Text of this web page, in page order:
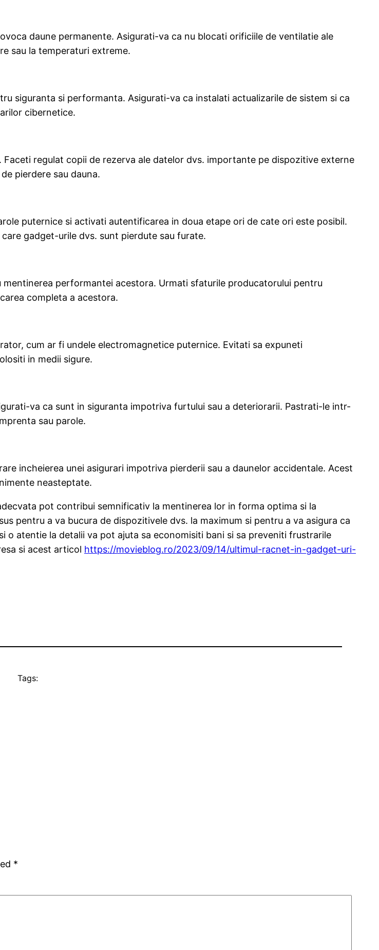
daune permanente. Asigurati-va ca nu blocati orificiile de ventilatie ale
sau la temperaturi extreme.
siguranta si performanta. Asigurati-va ca instalati actualizarile de sistem si ca
cibernetice.
regulat copii de rezerva ale datelor dvs. importante pe dispozitive externe
pierdere sau dauna.
puternice si activati autentificarea in doua etape ori de cate ori este posibil.
gadget-urile dvs. sunt pierdute sau furate.
performantei acestora. Urmati sfaturile producatorului pentru
completa a acestora.
cum ar fi undele electromagnetice puternice. Evitati sa expuneti
in medii sigure.
va ca sunt in siguranta impotriva furtului sau a deteriorarii. Pastrati-le intr-
sau parole.
incheierea unei asigurari impotriva pierderii sau a daunelor accidentale. Acest
neasteptate.
pot contribui semnificativ la mentinerea lor in forma optima si la
pentru a va bucura de dispozitivele dvs. la maximum si pentru a va asigura ca
atentie la detalii va pot ajuta sa economisiti bani si sa preveniti frustrarile
si acest articol https://movieblog.ro/2023/09/14/ultimul-racnet-in-gadget-uri-
Tags:
*